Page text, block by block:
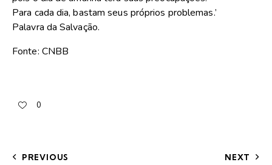
Para cada dia, bastam seus próprios problemas.’
Palavra da Salvação.
Fonte: CNBB
0
PREVIOUS NEXT